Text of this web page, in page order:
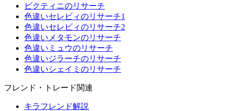
ビクティニのリサーチ
色違いセレビィのリサーチ1
色違いセレビィのリサーチ2
色違いメタモンのリサーチ
色違いミュウのリサーチ
色違いジラーチのリサーチ
色違いシェイミのリサーチ
フレンド・トレード関連
キラフレンド解説